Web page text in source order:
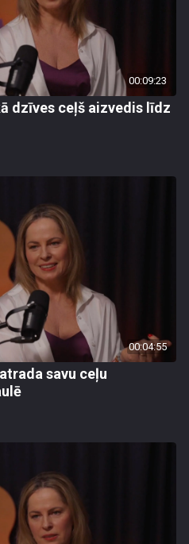
00:09:23
dzīves ceļš aizvedis līdz
00:04:55
savu ceļu